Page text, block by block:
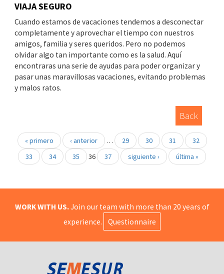
VIAJA SEGURO
Cuando estamos de vacaciones tendemos a desconectar
completamente y aprovechar el tiempo con nuestros
amigos, familia y seres queridos. Pero no podemos
olvidar algo tan importante como es la salud. Aquí
encontraras una serie de ayudas para poder organizar y
pasar unas maravillosas vacaciones, evitando problemas
y malos ratos.
Back
« primero ‹ anterior … 29 30 31
32
33
34 35 36 37 siguiente › última »
WORK WITH US.Join our team with more than 20 years of
experience.
Questionnaire